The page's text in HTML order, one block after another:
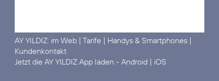
AY YILDIZ: im Web | Tarife | Handys & Smartphones |
Kundenkontakt
Jetzt die AY YILDIZ App laden - Android | iOS